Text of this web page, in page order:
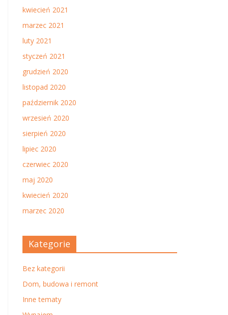
kwiecień 2021
marzec 2021
luty 2021
styczeń 2021
grudzień 2020
listopad 2020
październik 2020
wrzesień 2020
sierpień 2020
lipiec 2020
czerwiec 2020
maj 2020
kwiecień 2020
marzec 2020
Kategorie
Bez kategorii
Dom, budowa i remont
Inne tematy